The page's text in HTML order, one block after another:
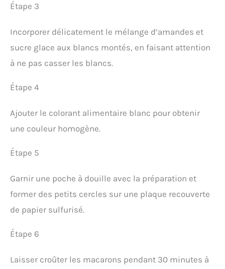
Étape 3
Incorporer délicatement le mélange d’amandes et
sucre glace aux blancs montés, en faisant attention
à ne pas casser les blancs.
Étape 4
Ajouter le colorant alimentaire blanc pour obtenir
une couleur homogène.
Étape 5
Garnir une poche à douille avec la préparation et
former des petits cercles sur une plaque recouverte
de papier sulfurisé.
Étape 6
Laisser croûter les macarons pendant 30 minutes à